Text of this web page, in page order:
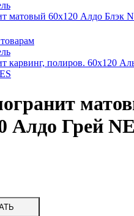
матовый 60x120 Алдо Блэк
карвинг, полиров. 60x120
Алдо Грей